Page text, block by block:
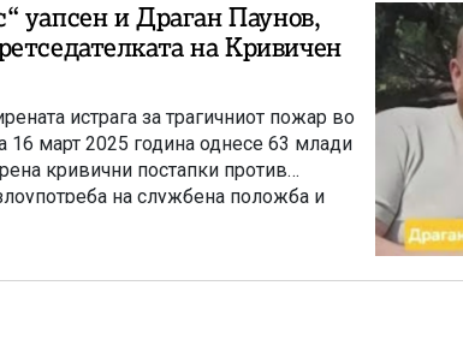
и Драган Паунов,
на Кривичен
истрага за трагичниот пожар во
16 март 2025 година однесе 63 млади
кривични постапки против
на службена положба и